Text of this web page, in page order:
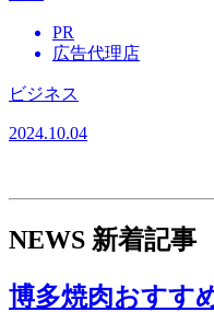
PR
広告代理店
ビジネス
2024.10.04
NEWS 新着記事
博多焼肉おすす